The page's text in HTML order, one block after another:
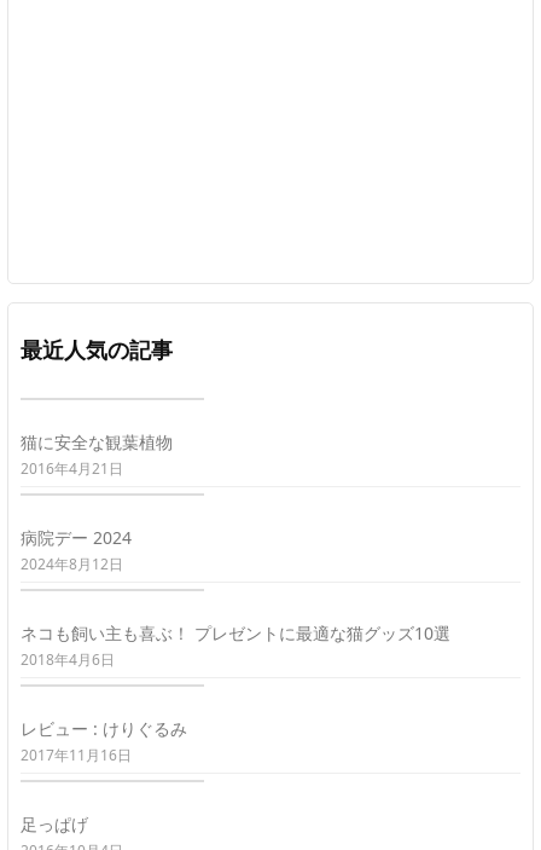
最近人気の記事
猫に安全な観葉植物
2016年4月21日
病院デー 2024
2024年8月12日
ネコも飼い主も喜ぶ！ プレゼントに最適な猫グッズ10選
2018年4月6日
レビュー : けりぐるみ
2017年11月16日
足っぱげ